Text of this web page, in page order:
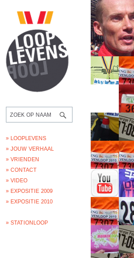
» LOOPLEVENS
» JOUW VERHAAL
» VRIENDEN
» CONTACT
» VIDEO
» EXPOSITIE 2009
» EXPOSITIE 2010
» STATIONLOOP